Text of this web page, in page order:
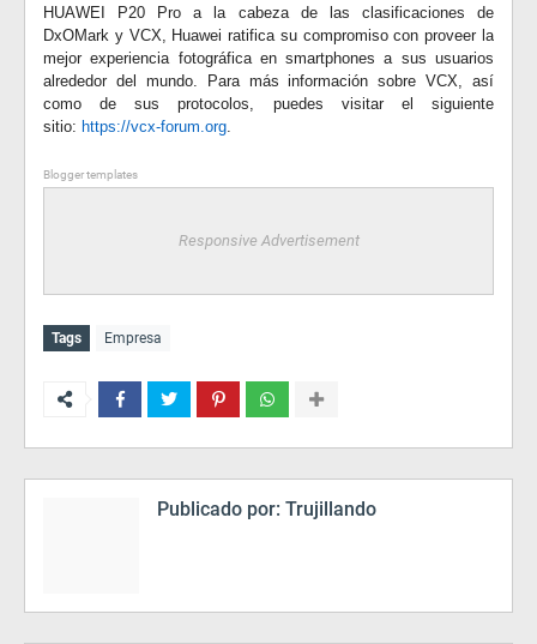
HUAWEI P20 Pro a la cabeza de las clasificaciones de
DxOMark y VCX, Huawei ratifica su compromiso con proveer la
mejor experiencia fotográfica en smartphones a sus usuarios
alrededor del mundo. Para más información sobre VCX, así
como de sus protocolos, puedes visitar el siguiente
sitio: https://vcx-forum.org.
Blogger templates
Responsive Advertisement
Tags Empresa
Publicado por: Trujillando